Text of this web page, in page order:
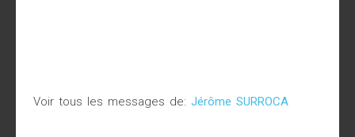
Voir tous les messages de: Jérôme SURROCA